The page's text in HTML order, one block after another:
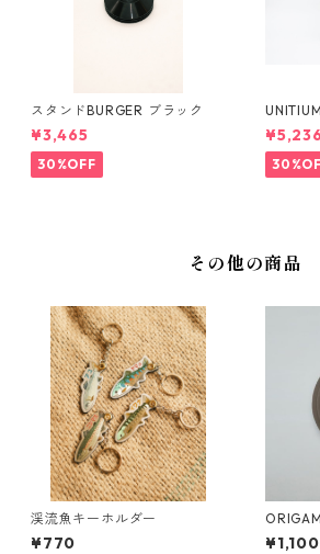
スタンドBURGER ブラック
¥3,465
30%OFF
その他の商品
渓流魚キーホルダー
¥770
ダー ブ
¥1,100